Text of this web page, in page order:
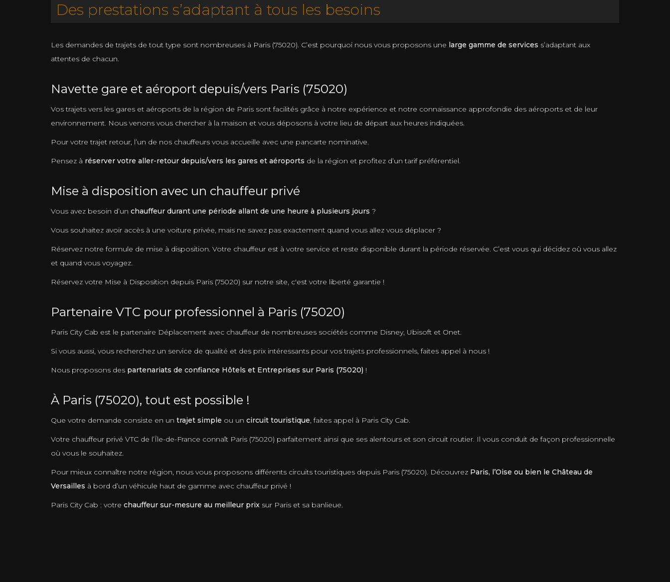
Des prestations s’adaptant à tous les besoins
Les demandes de trajets de tout type sont nombreuses à Paris (75020). C’est pourquoi nous vous proposons une large gamme de services s’adaptant aux
attentes de chacun.
Navette gare et aéroport depuis/vers Paris (75020)
Vos trajets vers les gares et aéroports de la région de Paris sont facilités grâce à notre expérience et notre connaissance approfondie des aéroports et de leur
environnement. Nous venons vous chercher à la maison et vous déposons à votre lieu de départ aux heures indiquées.
Pour votre trajet retour, l’un de nos chauffeurs vous accueille avec une pancarte nominative.
Pensez à réserver votre aller-retour depuis/vers les gares et aéroports de la région et profitez d’un tarif préférentiel.
Mise à disposition avec un chauffeur privé
Vous avez besoin d’un chauffeur durant une période allant de une heure à plusieurs jours ?
Vous souhaitez avoir accès à une voiture privée, mais ne savez pas exactement quand vous allez vous déplacer ?
Réservez notre formule de mise à disposition. Votre chauffeur est à votre service et reste disponible durant la période réservée. C’est vous qui décidez où vous allez
et quand vous voyagez.
Réservez votre Mise à Disposition depuis Paris (75020) sur notre site, c'est votre liberté garantie !
Partenaire VTC pour professionnel à Paris (75020)
Paris City Cab est le partenaire Déplacement avec chauffeur de nombreuses sociétés comme Disney, Ubisoft et Onet.
Si vous aussi, vous recherchez un service de qualité et des prix intéressants pour vos trajets professionnels, faites appel à nous !
Nous proposons des partenariats de confiance Hôtels et Entreprises sur Paris (75020) !
À Paris (75020), tout est possible !
Que votre demande consiste en un trajet simple ou un circuit touristique, faites appel à Paris City Cab.
Votre chauffeur privé VTC de l’Île-de-France connaît Paris (75020) parfaitement ainsi que ses alentours et son circuit routier. Il vous conduit de façon professionnelle
où vous le souhaitez.
Pour mieux connaître notre région, nous vous proposons différents circuits touristiques depuis Paris (75020). Découvrez Paris, l’Oise ou bien le Château de
Versailles à bord d’un véhicule haut de gamme avec chauffeur privé !
Paris City Cab : votre chauffeur sur-mesure au meilleur prix sur Paris et sa banlieue.